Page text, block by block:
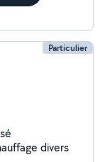
Particulier
divers